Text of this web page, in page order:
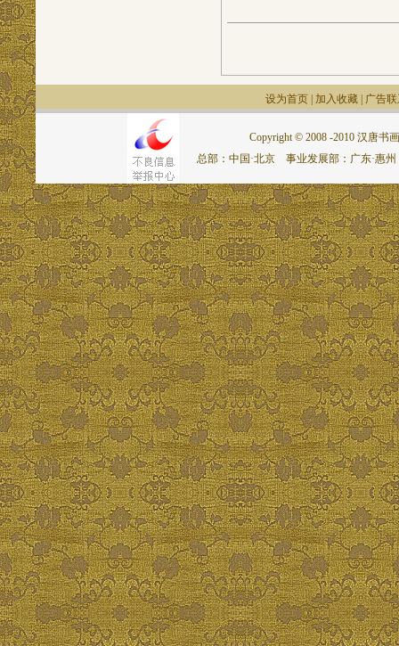
设为首页 加入收藏 广告
Copyright © 2008 -2010 汉唐书
总部：中国·北京 事业发展部：广东·惠